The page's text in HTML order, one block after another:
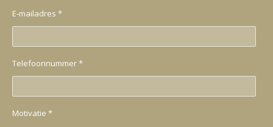
E-mailadres *
Telefoonnummer *
Motivatie *